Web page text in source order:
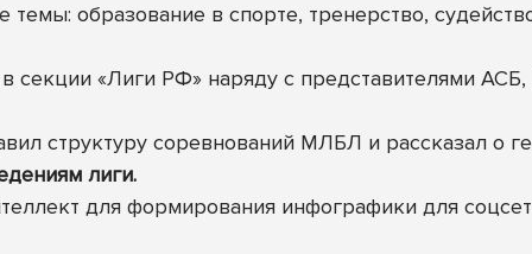
образование в спорте, тренерство,
в секции «Лиги РФ» наряду с представителями
структуру соревнований МЛБЛ и рассказал о
лиги.
для формирования инфографики для